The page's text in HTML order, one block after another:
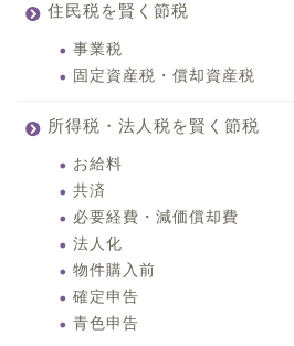
住民税を賢く節税
事業税
固定資産税・償却資産税
所得税・法人税を賢く節税
お給料
共済
必要経費・減価償却費
法人化
物件購入前
確定申告
青色申告